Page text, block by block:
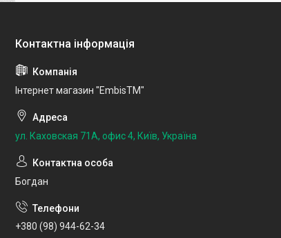
Інтернет магазин "EmbisTM"
ул. Каховская 71А, офис 4, Київ, Україна
Богдан
+380 (98) 944-62-34